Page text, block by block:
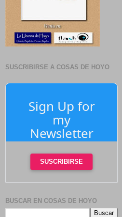
SUSCRIBIRSE A COSAS DE HOYO
Sign Up for
my
Newsletter
SUSCRIBIRSE
BUSCAR EN COSAS DE HOYO